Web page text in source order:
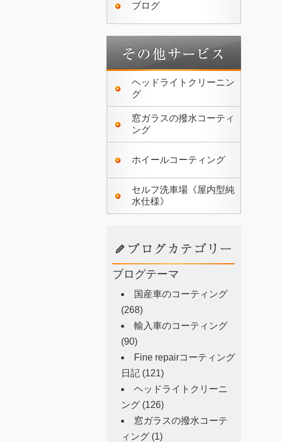
ブログ
ヘッドライトクリーニン
グ
窓ガラスの撥水コーティ
ング
ホイールコーティング
セルフ洗車場《屋内型純
水仕様》
ブログテーマ
国産車のコーティング
(268)
輸入車のコーティング
(90)
Fine repairコーティング
日記 (121)
ヘッドライトクリーニ
ング (126)
窓ガラスの撥水コーテ
ィング (1)